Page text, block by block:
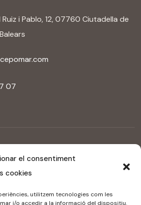
el consentiment
cookies
utilitzem tecnologies com les
i/o accedir a la informació del dispositiu.
i Pablo, 12, 07760 Ciutadella de
07